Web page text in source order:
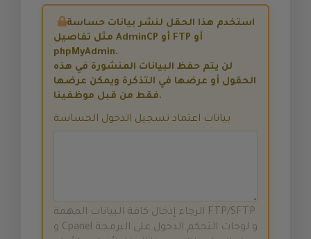
استخدم هذا الحقل لنشر بيانات حساسة
مثل تفاصيل AdminCP أو FTP أو
phpMyAdmin.
لن يتم حفظ البيانات المنشورة في هذه
الحقول أو عرضها في التذكرة ويمكن عرضها
فقط من قبل موظفينا.
بيانات اعتماد تسجيل الدخول الحساسة
الرجاء إدخال كافة البيانات المهمة FTP/SFTP
و Cpanel و لوحات التحكم الدخول على البرمجة